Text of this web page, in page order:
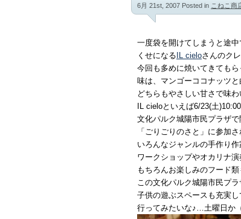
6月 21st, 2007 Posted in こねこ商
一度袋を開けてしまうと途
くせになる IL cieloさんのク
今回も多めに焼いてきても
味は、マンゴーココナッツと
どちらもやさしい甘さで味
IL cieloといえば6/23(土
文化パルク城陽市民プラザ
「ごりごりのさと」に参加さ
いろんなジャンルの手作り作
ワークショップやオカリナ演
もちろんお楽しみのフード
この文化パルク城陽市民プラ
子供の遊ぶスペースも充実し
行ってみたいな♪…土曜日か